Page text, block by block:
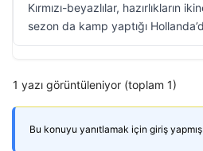
Kırmızı-beyazlılar, hazırlıkların
sezon da kamp yaptığı
1 yazı görüntüleniyor (toplam 1)
Bu konuyu yanıtlamak için giriş yapmış